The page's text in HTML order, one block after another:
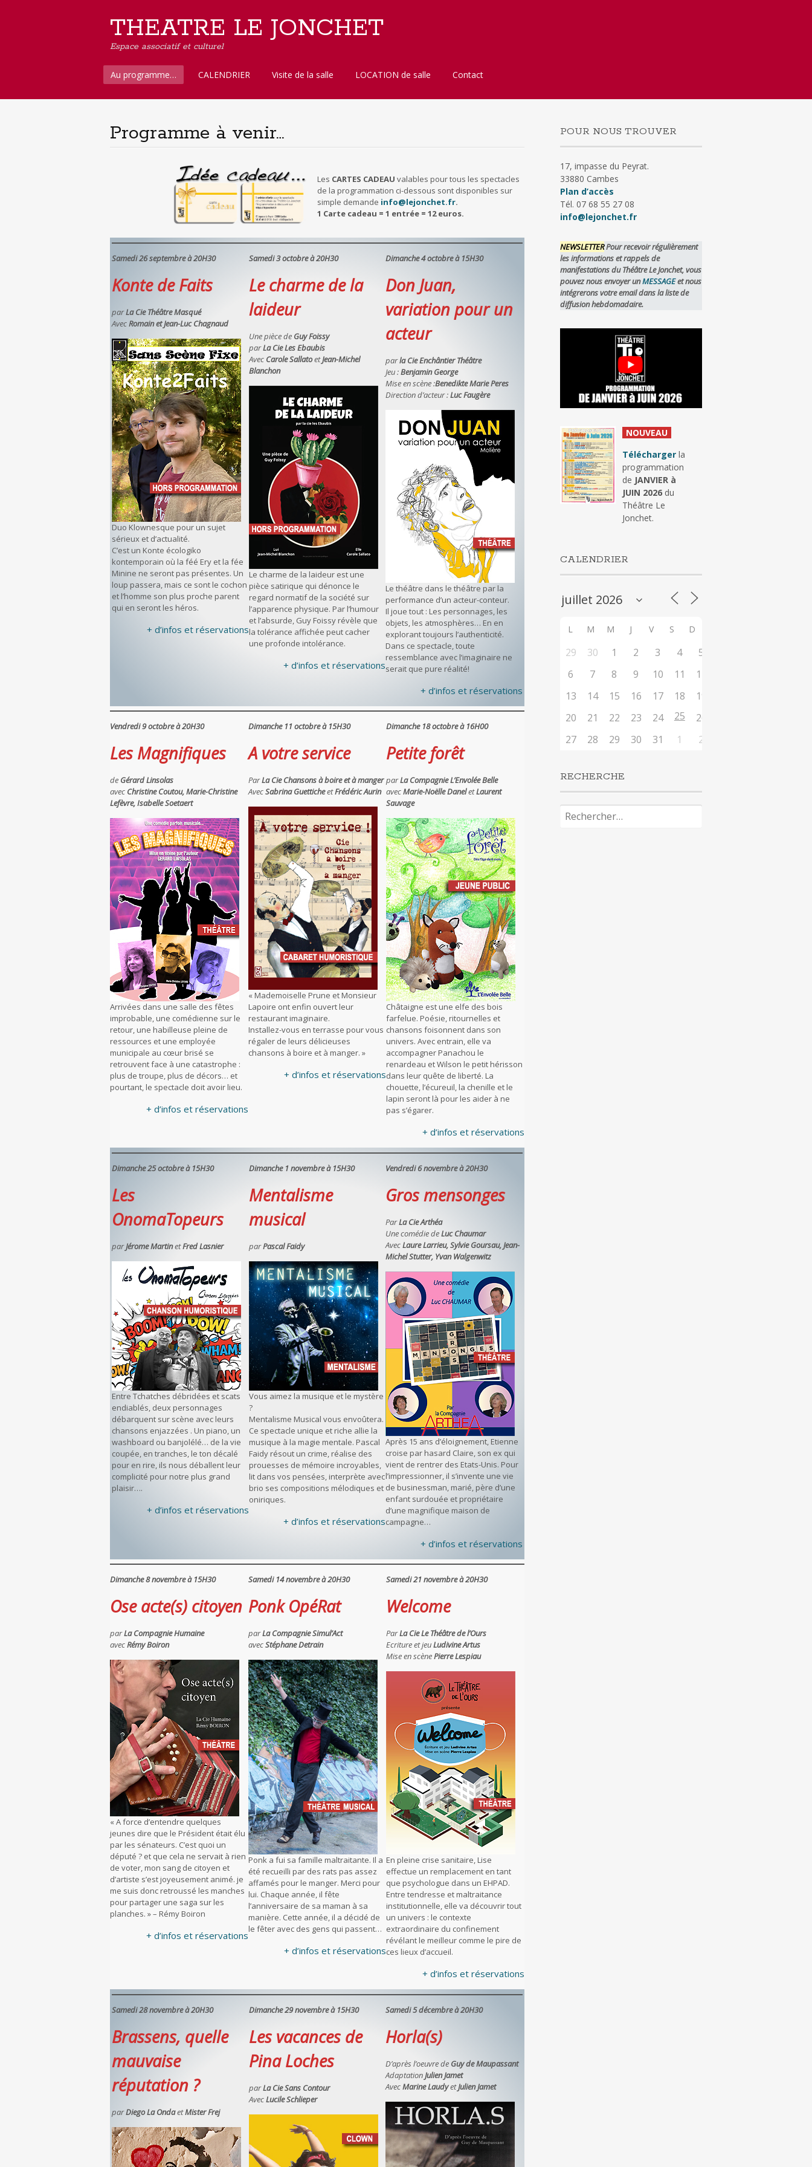
THEATRE LE JONCHET
Espace associatif et culturel
Aller
au
contenu
Au programme… CALENDRIER Visite de la salle LOCATION de salle Contact
Programme à venir…
Les CARTES CADEAU valables pour tous les spectacles
de la programmation ci-dessous sont disponibles sur
simple demande info@lejonchet.fr.
1 Carte cadeau = 1 entrée = 12 euros.
Samedi 26 septembre à 20H30
Konte de Faits
parLa Cie Théâtre Masqué
AvecRomain et Jean-Luc Chagnaud
Duo Klownesque pour un sujet
sérieux et d’actualité.
C’est un Konte écologiko
kontemporain où la féé Ery et la fée
Minine ne seront pas présentes. Un
loup passera, mais ce sont le cochon
et l’homme son plus proche parent
qui en seront les héros.
+ d’infos et réservations
Samedi 3 octobre à 20H30
Le charme de la
laideur
Une pièce de Guy Foissy
parLa Cie Les Ebaubis
Avec Carole SallatoetJean-Michel
Blanchon
Le charme de la laideur est une
pièce satirique qui dénonce le
regard normatif de la société sur
l’apparence physique. Par l’humour
et l’absurde, Guy Foissy révèle que
la tolérance affichée peut cacher
une profonde intolérance.
+ d’infos et réservations
Dimanche 4 octobre à 15H30
Don Juan,
variation pour un
acteur
parla Cie Enchântier Théâtre
Jeu :Benjamin George
Mise en scène :Benedikte Marie Peres
Direction d’acteur :Luc Faugère
Le théâtre dans le théâtre par la
performance d’un acteur-conteur.
Il joue tout : Les personnages, les
objets, les atmosphères… En en
explorant toujours l’authenticité.
Dans ce spectacle, toute
ressemblance avec l’imaginaire ne
serait que pure réalité!
+ d’infos et réservations
Vendredi 9 octobre à 20H30
Les Magnifiques
de Gérard Linsolas
avec Christine Coutou, Marie-Christine
Lefèvre, Isabelle Soetaert
Arrivées dans une salle des fêtes
improbable, une comédienne sur le
retour, une habilleuse pleine de
ressources et une employée
municipale au cœur brisé se
retrouvent face à une catastrophe :
plus de troupe, plus de décors… et
pourtant, le spectacle doit avoir lieu.
+ d’infos et réservations
Dimanche 11 octobre à 15H30
A votre service
ParLa Cie Chansons à boire et à manger
AvecSabrina GuetticheetFrédéric Aurin
« Mademoiselle Prune et Monsieur
Lapoire ont enfin ouvert leur
restaurant imaginaire.
Installez-vous en terrasse pour vous
régaler de leurs délicieuses
chansons à boire et à manger. »
+ d’infos et réservations
Dimanche 18 octobre à 16H00
Petite forêt
parLa Compagnie L’Envolée Belle
avecMarie-Noëlle DaneletLaurent
Sauvage
Châtaigne est une elfe des bois
farfelue. Poésie, ritournelles et
chansons foisonnent dans son
univers. Avec entrain, elle va
accompagner Panachou le
renardeau et Wilson le petit hérisson
dans leur quête de liberté. La
chouette, l’écureuil, la chenille et le
lapin seront là pour les aider à ne
pas s’égarer.
+ d’infos et réservations
Dimanche 25 octobre à 15H30
Les
OnomaTopeurs
parJérome MartinetFred Lasnier
Entre Tchatches débridées et scats
endiablés, deux personnages
débarquent sur scène avec leurs
chansons enjazzées . Un piano, un
washboard ou banjolélé… de la vie
coupée, en tranches, le ton décalé
pour en rire, ils nous déballent leur
complicité pour notre plus grand
plaisir….
+ d’infos et réservations
Dimanche 1 novembre à 15H30
Mentalisme
musical
parPascal Faidy
Vous aimez la musique et le mystère
?
Mentalisme Musical vous envoûtera.
Ce spectacle unique et riche allie la
musique à la magie mentale. Pascal
Faidy résout un crime, réalise des
prouesses de mémoire incroyables,
lit dans vos pensées, interprète avec
brio ses compositions mélodiques et
oniriques.
+ d’infos et réservations
Vendredi 6 novembre à 20H30
Gros mensonges
ParLa Cie Arthéa
Une comédie deLuc Chaumar
AvecLaure Larrieu, Sylvie Goursau, Jean-
Michel Stutter, Yvan Walgenwitz
Après 15 ans d’éloignement, Etienne
croise par hasard Claire, son ex qui
vient de rentrer des Etats-Unis. Pour
l’impressionner, il s’invente une vie
de businessman, marié, père d’une
enfant surdouée et propriétaire
d’une magnifique maison de
campagne…
+ d’infos et réservations
Dimanche 8 novembre à 15H30
Ose acte(s) citoyen
parLa Compagnie Humaine
avecRémy Boiron
« A force d’entendre quelques
jeunes dire que le Président était élu
par les sénateurs. C’est quoi un
député ? et que cela ne servait à rien
de voter, mon sang de citoyen et
d’artiste s’est joyeusement animé. je
me suis donc retroussé les manches
pour partager une saga sur les
planches. » – Rémy Boiron
+ d’infos et réservations
Samedi 14 novembre à 20H30
Ponk OpéRat
parLa Compagnie Simul’Act
avecStéphane Detrain
Ponk a fui sa famille maltraitante. Il a
été recueilli par des rats pas assez
affamés pour le manger. Merci pour
lui. Chaque année, il fête
l’anniversaire de sa maman à sa
manière. Cette année, il a décidé de
le fêter avec des gens qui passent…
+ d’infos et réservations
Samedi 21 novembre à 20H30
Welcome
ParLa CieLe Théâtre de l’Ours
Ecriture et jeuLudivine Artus
Mise en scènePierre Lespiau
En pleine crise sanitaire, Lise
effectue un remplacement en tant
que psychologue dans un EHPAD.
Entre tendresse et maltraitance
institutionnelle, elle va découvrir tout
un univers : le contexte
extraordinaire du confinement
révélant le meilleur comme le pire de
ces lieux d’accueil.
+ d’infos et réservations
Samedi 28 novembre à 20H30
Brassens, quelle
mauvaise
réputation ?
parDiego La OndaetMister Frej
Dimanche 29 novembre à 15H30
Les vacances de
Pina Loches
parLa Cie Sans Contour
AvecLucile Schlieper
Samedi 5 décembre à 20H30
Horla(s)
D’après l’oeuvre de Guy de Maupassant
Adaptation Julien Jamet
AvecMarine LaudyetJulien Jamet
POUR NOUS TROUVER
17, impasse du Peyrat.
33880 Cambes
Plan d’accès
Tél. 07 68 55 27 08
info@lejonchet.fr
NEWSLETTERPour recevoir régulièrement
les informations et rappels de
manifestations du Théâtre Le Jonchet, vous
pouvez nous envoyer unMESSAGEet nous
intégrerons votre email dans la liste de
diffusion hebdomadaire.
NOUVEAU
Télécharger la
programmation
de JANVIER à
JUIN 2026 du
Théâtre Le
Jonchet.
CALENDRIER
L M M J V S D
29 30 1 2 3 4
5
6
7 8 9 10 11
12
13
14 15 16 17 18
19
20
21 22 23 24 25
26
27
28 29 30 31 1 2
RECHERCHE